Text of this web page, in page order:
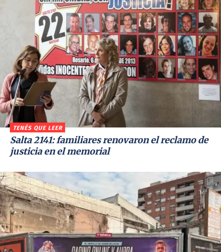
TENÉS QUE LEER
Salta 2141: familiares renovaron el reclamo de
justicia en el memorial